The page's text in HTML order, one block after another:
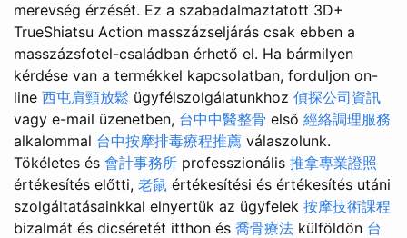
merevség érzését. Ez a szabadalmaztatott 3D+
TrueShiatsu Action masszázseljárás csak ebben a
masszázsfotel-családban érhető el. Ha bármilyen
kérdése van a termékkel kapcsolatban, forduljon on-
line 西屯肩頸放鬆 ügyfélszolgálatunkhoz 偵探公司資訊
vagy e-mail üzenetben, 台中中醫整骨 első 經絡調理服務
alkalommal 台中按摩排毒療程推薦 válaszolunk.
Tökéletes és 會計事務所 professzionális 推拿專業證照
értékesítés előtti, 老鼠 értékesítési és értékesítés utáni
szolgáltatásainkkal elnyertük az ügyfelek 按摩技術課程
bizalmát és dicséretét itthon és 喬骨療法 külföldön 台